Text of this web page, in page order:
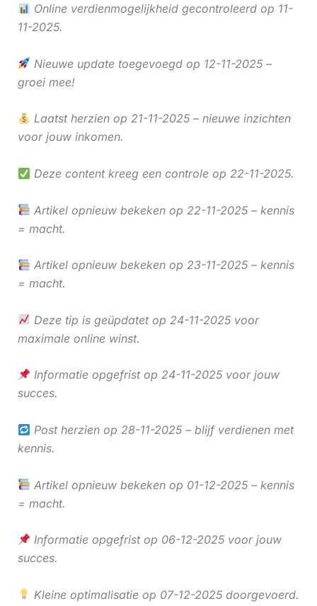
Online verdienmogelijkheid gecontroleerd op 11-
11-2025.
Nieuwe update toegevoegd op 12-11-2025 –
groei mee!
Laatst herzien op 21-11-2025 – nieuwe inzichten
voor jouw inkomen.
Deze content kreeg een controle op 22-11-2025.
Artikel opnieuw bekeken op 22-11-2025 – kennis
= macht.
Artikel opnieuw bekeken op 23-11-2025 – kennis
= macht.
Deze tip is geüpdatet op 24-11-2025 voor
maximale online winst.
Informatie opgefrist op 24-11-2025 voor jouw
succes.
Post herzien op 28-11-2025 – blijf verdienen met
kennis.
Artikel opnieuw bekeken op 01-12-2025 – kennis
= macht.
Informatie opgefrist op 06-12-2025 voor jouw
succes.
Kleine optimalisatie op 07-12-2025 doorgevoerd.